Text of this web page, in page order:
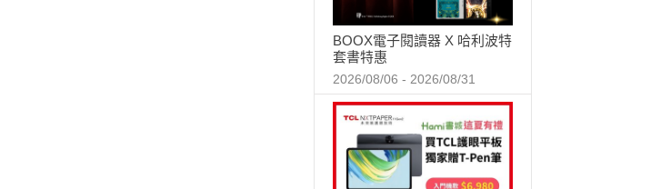
BOOX電子閱讀器 X 哈利波特
套書特惠
2026/08/06 - 2026/08/31